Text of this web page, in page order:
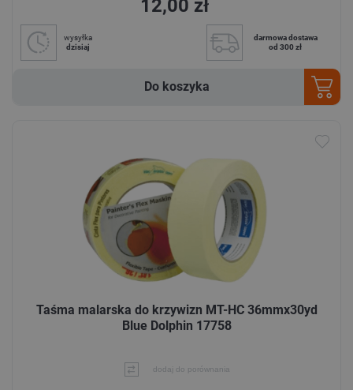
12,00 zł
wysyłka
dzisiaj
darmowa dostawa
od 300 zł
Do koszyka
Taśma malarska do krzywizn MT-HC 36mmx30yd
Blue Dolphin 17758
dodaj do porównania